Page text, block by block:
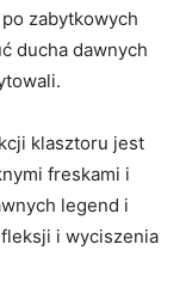
zabytkowych
‌ducha ‌dawnych
klasztoru jest
freskami i
legend i
i ​wyciszenia